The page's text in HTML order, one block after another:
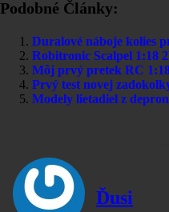
Podobné Články:
Duralové náboje kolies
Robitronic Scalpel 1:18
Môj prvý pretek RC
Prvý test novej
Modely lietadiel z
Ďusi